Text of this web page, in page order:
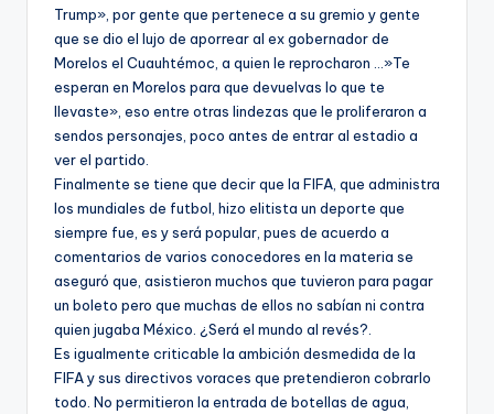
Trump», por gente que pertenece a su gremio y gente
que se dio el lujo de aporrear al ex gobernador de
Morelos el Cuauhtémoc, a quien le reprocharon …»Te
esperan en Morelos para que devuelvas lo que te
llevaste», eso entre otras lindezas que le proliferaron a
sendos personajes, poco antes de entrar al estadio a
ver el partido.
Finalmente se tiene que decir que la FIFA, que administra
los mundiales de futbol, hizo elitista un deporte que
siempre fue, es y será popular, pues de acuerdo a
comentarios de varios conocedores en la materia se
aseguró que, asistieron muchos que tuvieron para pagar
un boleto pero que muchas de ellos no sabían ni contra
quien jugaba México. ¿Será el mundo al revés?.
Es igualmente criticable la ambición desmedida de la
FIFA y sus directivos voraces que pretendieron cobrarlo
todo. No permitieron la entrada de botellas de agua,